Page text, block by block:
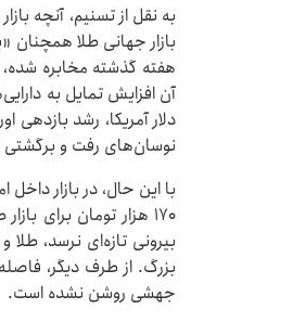
به نقل از تسنیم، آنچه
بازار جهانی طلا همچنان
هفته گذشته مخابره
آن افزایش تمایل به
دلار آمریکا، رشد
نوسان‌های رفت و برگشتی
با این حال، در بازار
۱۷۰ هزار تومان برای
بیرونی تازه‌ای نرسد،
بزرگ. از طرف دیگر،
جهشی روشن نشده است.